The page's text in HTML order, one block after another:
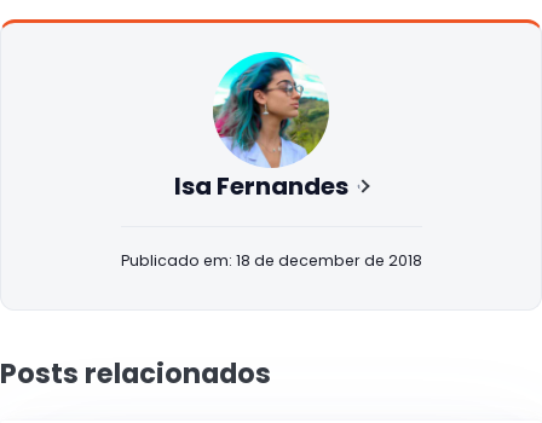
Isa Fernandes
Publicado em: 18 de december de 2018
Posts relacionados